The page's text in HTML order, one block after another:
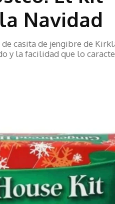
la Navidad
casita de jengibre de
y la facilidad que lo